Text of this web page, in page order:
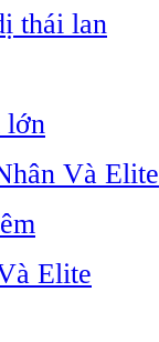
thái lan
lớn
Và Elite
Elite